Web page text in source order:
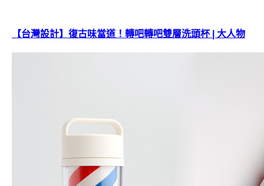
【台灣設計】復古味當道！轉吧轉吧雙層洗頭杯 | 大人物